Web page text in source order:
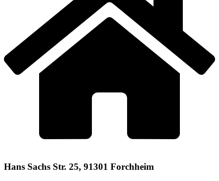
Hans Sachs Str. 25, 91301 Forchheim